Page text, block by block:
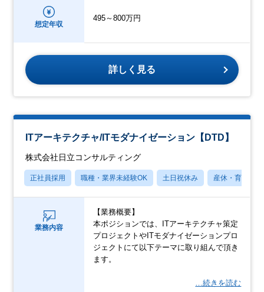
想定年収
495～800万円
詳しく見る
ITアーキテクチャ/ITモダナイゼーション【DTD】
株式会社日立コンサルティング
正社員採用 職種・業界未経験OK 土日祝休み 産休・育休あり
業務内容
【業務概要】
本ポジションでは、ITアーキテクチャ策定
プロジェクトやITモダナイゼーションプロ
ジェクトにて以下テーマに取り組んで頂き
ます。
…続きを読む